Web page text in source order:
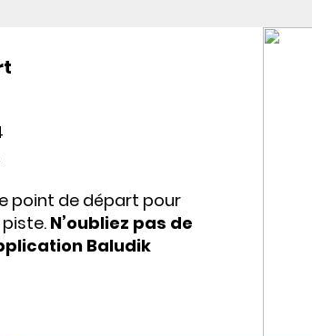
point de départ pour
N’oubliez pas de
Baludik